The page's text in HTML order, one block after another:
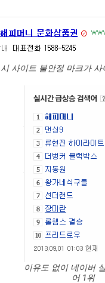
사이트 불안정 마크가
이유도 없이 네이버
어 1위